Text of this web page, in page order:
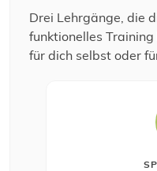
Drei Lehrgänge, die
funktionelles
für dich selbst oder